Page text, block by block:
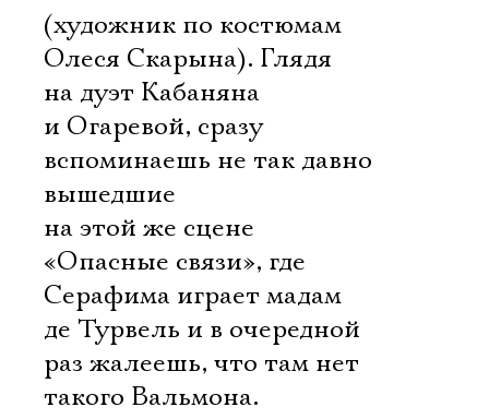
(художник по костюмам
Олеся Скарына). Глядя
на дуэт Кабаняна
и Огаревой, сразу
вспоминаешь не так давно
вышедшие
на этой же сцене
«Опасные связи», где
Серафима играет мадам
де Турвель и в очередной
раз жалеешь, что там нет
такого Вальмона.